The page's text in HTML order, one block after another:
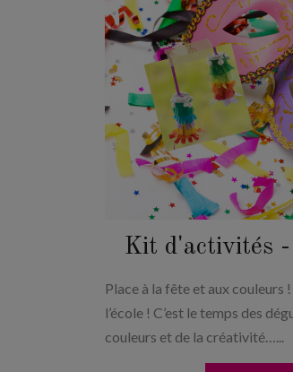
Kit d'activités
Place à la fête et aux couleurs
l’école ! C’est le temps des
couleurs et de la créativité…...